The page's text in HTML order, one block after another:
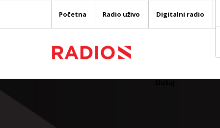
Početna Radio uživo Digitalni radio